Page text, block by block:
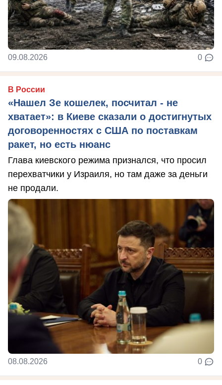
09.08.2026 0
В России
«Нашел Зе кошелек, посчитал - не
хватает»: в Киеве сказали о достигнутых
договоренностях с США по поставкам
ракет, но есть нюанс
Глава киевского режима признался, что просил
перехватчики у Израиля, но там даже за деньги
не продали.
08.08.2026 0